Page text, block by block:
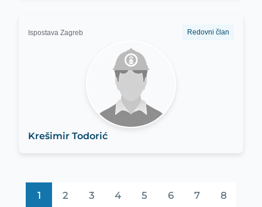
Ispostava Zagreb Redovni član
Krešimir Todorić
1 2 3 4 5 6 7 8